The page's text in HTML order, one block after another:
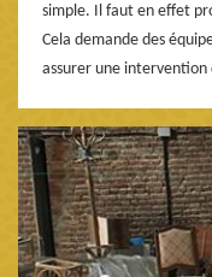
simple. Il faut en effet
Cela demande des
assurer une